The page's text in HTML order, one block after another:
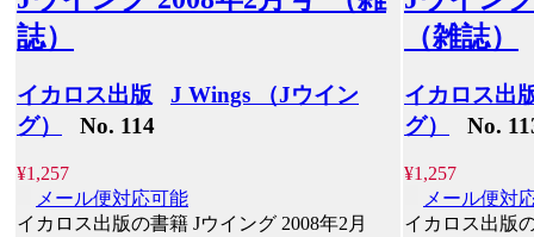
誌）
イカロス出版
J Wings （Jウイン
グ）
No. 114
¥1,257
メール便対応可能
イカロス出版の書籍 Jウイング 2008年2月
（雑誌）
イカロス出
グ）
No.
¥1,257
メール便対
イカロス出版